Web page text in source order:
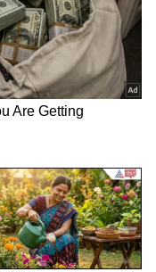
ಟಿಕೆಟ್ ಕೊಟ್ಟು
ಕಣಕ್ಕಿಳಿಸಿ ಎಂದು
ಮಾಡಲು ಇನ್ನೂ
ಆದರೆ,
ಸೋತ ಅಭ್ಯರ್ಥಿ
ಕೇಂದ್ರ ಸಚಿವ
ಪುತ್ರ ನಿಖಿಲ್
ಮಗನ ರಾಜಕೀಯ
ಒಕ್ಕಲಿಗ
ಮೈಸೂರು